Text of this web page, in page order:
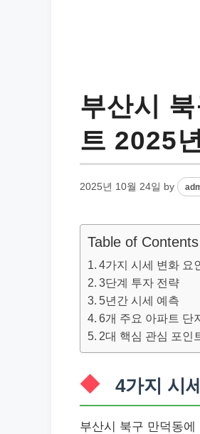
부산시
트 2025
2025년 10월 24일 by
Table of Contents
4가지 시세 변화 요
3단계 투자 전략
5년간 시세 예측
6개 주요 아파트 단
2대 핵심 관심 포인
4가지 시
부산시 북구 만덕동